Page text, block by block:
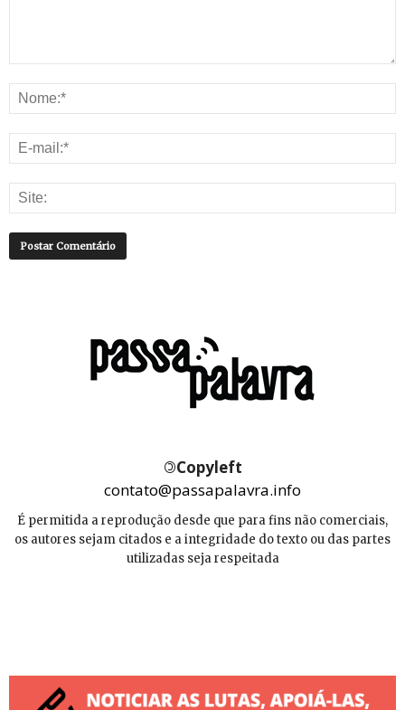
©Copyleft
contato@passapalavra.info
É permitida a reprodução desde que para fins não comerciais,
os autores sejam citados e a integridade do texto ou das partes
utilizadas seja respeitada